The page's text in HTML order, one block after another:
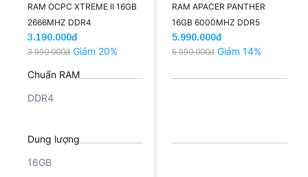
RAM OCPC XTREME II 16GB
2666MHZ DDR4
3.190.000đ
3.990.000đ Giảm 20%
Chuẩn RAM
DDR4
Dung lượng
16GB
RAM APACER PANTHER
16GB 6000MHZ DDR5
(ĐEN/TẢN)
5.990.000đ
6.990.000đ Giảm 14%